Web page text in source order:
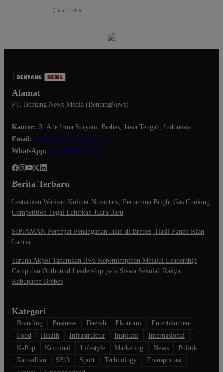
Juni 7, 2026
Alamat
PT. Bentang News Media (BentangNews)
Kantor: Jl. Ade Irma Suryani, Brebes, Jawa Tengah, Indonesia.
Email: redaksi@bentangnews.com
WhatsApp: +62 858-6810-9617
Berita Terbaru
Lestarikan Warisan Kuliner Nusantara, Pertamina Bright Gas Cooking
Competition Tegal Lahirkan Juara Baru
SIPJAMAN Percepat Penanganan Jalan di Brebes, Hasil Panen Kian
Lancar
Taruna Akpol Tanamkan Jiwa Kepemimpinan Melalui Leadership
Camp dan Outbound Leadership pada Siswa Sekolah Rakyat
Kabupaten Brebes
Kategori
Branding Business Daerah Ekonomi
Entertainment
Food
Health Infrastruktur Inspirasi
Internasional
K-Pop
Kriminal Lifestyle Marketing News
Politik
Ramadhan
SEO Sport Technology
Transportasi